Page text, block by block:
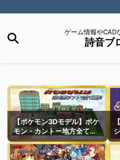
ゲーム情報やCAD
詩音ブ
【ポケモン3Dモデル】ポケ
モン・カントー地方全ての
町モデルなどを紹介